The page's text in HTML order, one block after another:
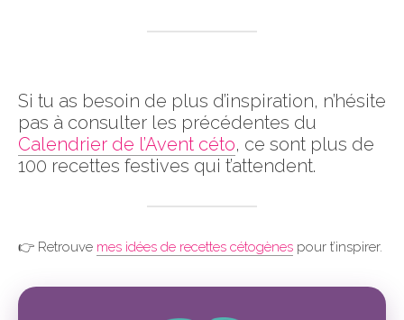
Si tu as besoin de plus d’inspiration, n’hésite
pas à consulter les précédentes du
Calendrier de l’Avent céto, ce sont plus de
100 recettes festives qui t’attendent.
👉 Retrouve mes idées de recettes cétogènes pour t’inspirer.